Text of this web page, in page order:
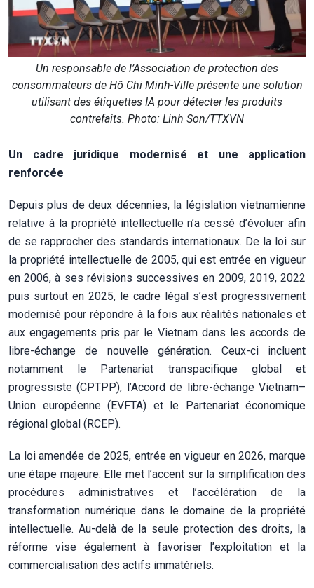
Un responsable de l’Association de protection des
consommateurs de Hô Chi Minh-Ville présente une solution
utilisant des étiquettes IA pour détecter les produits
contrefaits. Photo: Linh Son/TTXVN
Un cadre juridique modernisé et une application
renforcée
Depuis plus de deux décennies, la législation vietnamienne
relative à la propriété intellectuelle n’a cessé d’évoluer afin
de se rapprocher des standards internationaux. De la loi sur
la propriété intellectuelle de 2005, qui est entrée en vigueur
en 2006, à ses révisions successives en 2009, 2019, 2022
puis surtout en 2025, le cadre légal s’est progressivement
modernisé pour répondre à la fois aux réalités nationales et
aux engagements pris par le Vietnam dans les accords de
libre-échange de nouvelle génération. Ceux-ci incluent
notamment le Partenariat transpacifique global et
progressiste (CPTPP), l’Accord de libre-échange Vietnam–
Union européenne (EVFTA) et le Partenariat économique
régional global (RCEP).
La loi amendée de 2025, entrée en vigueur en 2026, marque
une étape majeure. Elle met l’accent sur la simplification des
procédures administratives et l’accélération de la
transformation numérique dans le domaine de la propriété
intellectuelle. Au-delà de la seule protection des droits, la
réforme vise également à favoriser l’exploitation et la
commercialisation des actifs immatériels.